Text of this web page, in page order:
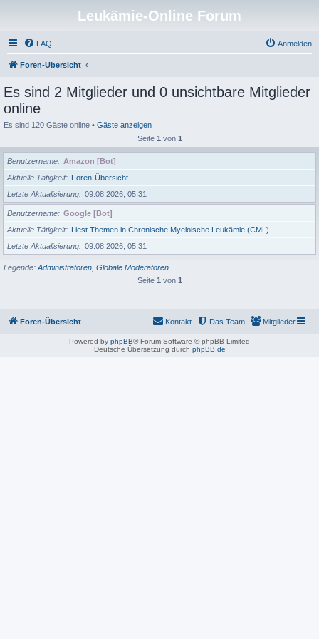
Leukämie-Online Forum
FAQ Anmelden
Foren-Übersicht
Es sind 2 Mitglieder und 0 unsichtbare Mitglieder
online
Es sind 120 Gäste online • Gäste anzeigen
Seite 1 von 1
Benutzername
Amazon [Bot]
Aktuelle Tätigkeit
Foren-Übersicht
Letzte Aktualisierung
09.08.2026, 05:31
Benutzername
Google [Bot]
Aktuelle Tätigkeit
Liest Themen in Chronische Myeloische Leukämie (CML)
Letzte Aktualisierung
09.08.2026, 05:31
Legende: Administratoren Globale Moderatoren
Seite 1 von 1
Foren-Übersicht Mitglieder
Das Team
Kontakt
Powered by phpBB® Forum Software © phpBB Limited
Deutsche Übersetzung durch phpBB.de